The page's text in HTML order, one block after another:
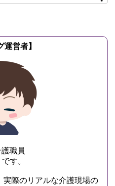
運営者】
職員
す。
実際のリアルな介護現場の